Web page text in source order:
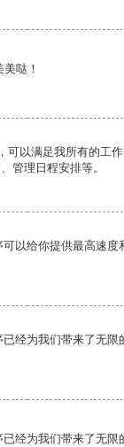
哒！
可以满足我所有的工
管理日程安排等。
以给你提供最高速度
经为我们带来了无限
经为我们带来了无限